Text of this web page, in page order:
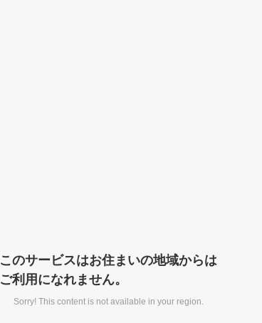
このサービスはお住まいの地域からは
ご利用になれません。
Sorry! This content is not available in your region.